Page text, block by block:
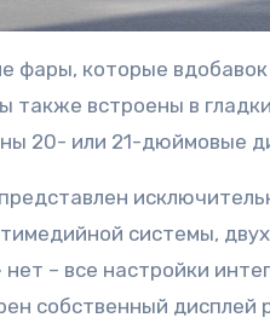
фары, которые
также встроены в
20- или 21-дюймовые
системы,
– все настройки
собственный дисплей